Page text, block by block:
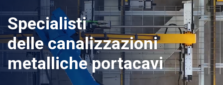
Specialisti
delle canalizzazioni
metalliche portacavi